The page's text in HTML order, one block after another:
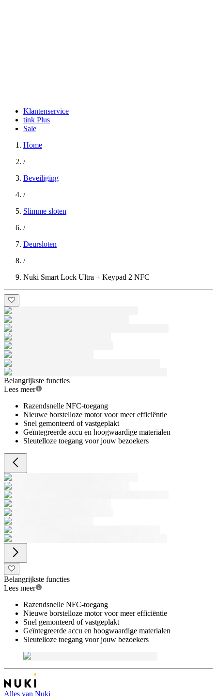
Klantenservice
tink Plus
Sale
Home
/
Beveiliging
/
Slimme sloten
/
Deursloten
/
Nuki Smart Lock Ultra + Keypad 2 NFC
Belangrijkste functies
Lees meer
Razendsnelle NFC-toegang
Nieuwe borstelloze motor voor meer efficiëntie
Snel gemonteerd of vastgeplakt
Geïntegreerde accu en hoogwaardige materialen
Sleutelloze toegang voor jouw bezoekers
Belangrijkste functies
Lees meer
Razendsnelle NFC-toegang
Nieuwe borstelloze motor voor meer efficiëntie
Snel gemonteerd of vastgeplakt
Geïntegreerde accu en hoogwaardige materialen
Sleutelloze toegang voor jouw bezoekers
Alles van Nuki